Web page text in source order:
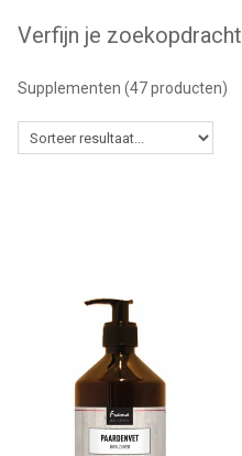
Katten
Leveringen
Openingsuren
Verfijn je zoekopdracht
Supplementen (47 producten)